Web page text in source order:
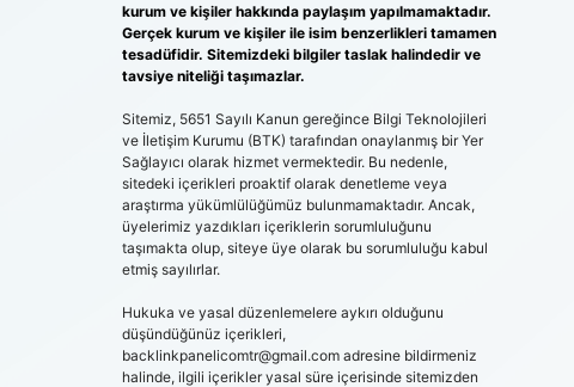
kurum ve kişiler hakkında paylaşım yapılmamaktadır.
Gerçek kurum ve kişiler ile isim benzerlikleri tamamen
tesadüfidir. Sitemizdeki bilgiler taslak halindedir ve
tavsiye niteliği taşımazlar.
Sitemiz, 5651 Sayılı Kanun gereğince Bilgi Teknolojileri
ve İletişim Kurumu (BTK) tarafından onaylanmış bir Yer
Sağlayıcı olarak hizmet vermektedir. Bu nedenle,
sitedeki içerikleri proaktif olarak denetleme veya
araştırma yükümlülüğümüz bulunmamaktadır. Ancak,
üyelerimiz yazdıkları içeriklerin sorumluluğunu
taşımakta olup, siteye üye olarak bu sorumluluğu kabul
etmiş sayılırlar.
Hukuka ve yasal düzenlemelere aykırı olduğunu
düşündüğünüz içerikleri,
backlinkpanelicomtr@gmail.comadresine bildirmeniz
halinde, ilgili içerikler yasal süre içerisinde sitemizden